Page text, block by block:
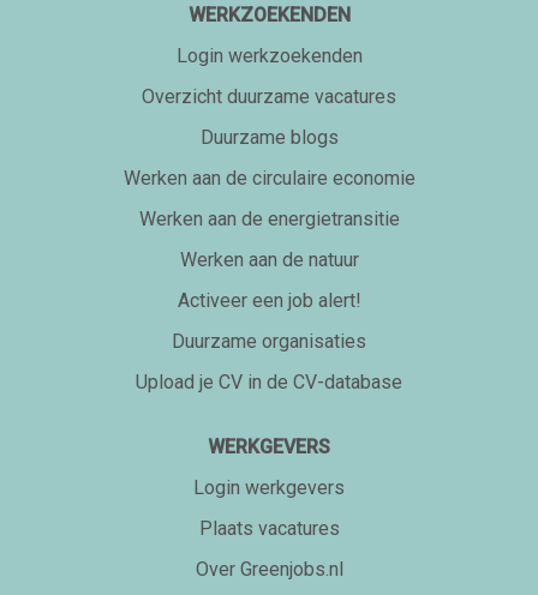
WERKZOEKENDEN
Login werkzoekenden
Overzicht duurzame vacatures
Duurzame blogs
Werken aan de circulaire economie
Werken aan de energietransitie
Werken aan de natuur
Activeer een job alert!
Duurzame organisaties
Upload je CV in de CV-database
WERKGEVERS
Login werkgevers
Plaats vacatures
Over Greenjobs.nl